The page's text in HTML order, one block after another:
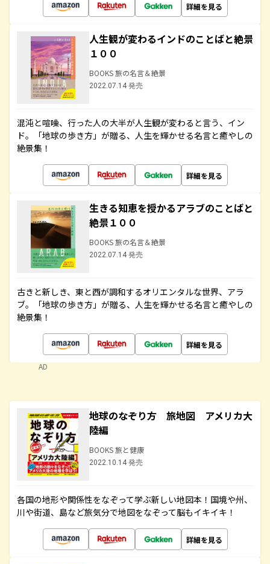
詳細を見る
人生観が変わるインドのことばと絶景
１００
BOOKS 旅の名言＆絶景
2022.07.14 発売
混沌と喧噪、行った人の大半が人生観が変わると言う、イン
ド。「地球の歩き方」が贈る、人生を輝かせる名言と癒やしの
絶景集！
詳細を見る
生きる知恵を授かるアラブのことばと
絶景１００
BOOKS 旅の名言＆絶景
2022.07.14 発売
古きと新しき、東と西が調和するオリエンタルな世界、アラ
ブ。「地球の歩き方」が贈る、人生を輝かせる名言と癒やしの
絶景集！
詳細を見る
AD
地球のなぞり方 旅地図 アメリカ大
陸編
BOOKS 旅と健康
2022.10.14 発売
各国の地形や関係性をなぞって学ぶ新しい地図本！国境や州、
川や街道、島など旅気分で地図をなぞって脳もイキイキ！
詳細を見る